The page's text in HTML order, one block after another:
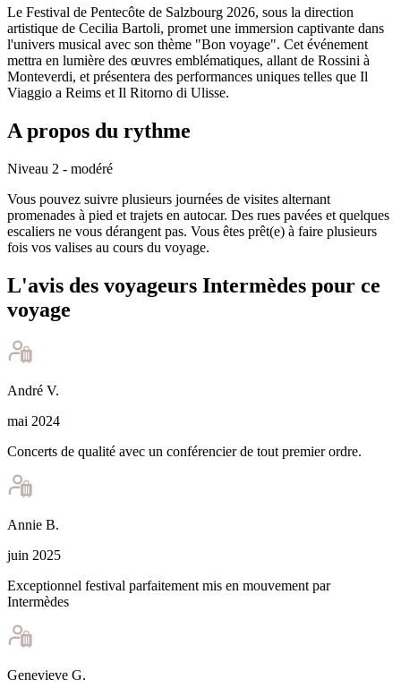
Le Festival de Pentecôte de Salzbourg 2026, sous la direction
artistique de Cecilia Bartoli, promet une immersion captivante dans
l'univers musical avec son thème "Bon voyage". Cet événement
mettra en lumière des œuvres emblématiques, allant de Rossini à
Monteverdi, et présentera des performances uniques telles que Il
Viaggio a Reims et Il Ritorno di Ulisse.
A propos du rythme
Niveau 2 - modéré
Vous pouvez suivre plusieurs journées de visites alternant
promenades à pied et trajets en autocar. Des rues pavées et quelques
escaliers ne vous dérangent pas. Vous êtes prêt(e) à faire plusieurs
fois vos valises au cours du voyage.
L'avis des voyageurs Intermèdes pour ce
voyage
André V.
mai 2024
Concerts de qualité avec un conférencier de tout premier ordre.
Annie B.
juin 2025
Exceptionnel festival parfaitement mis en mouvement par
Intermèdes
Genevieve G.